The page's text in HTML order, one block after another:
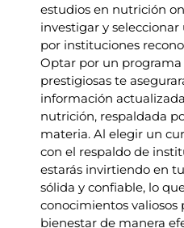
estudios en nutrición
investigar y
por instituciones
Optar por un
prestigiosas te
información
nutrición, respaldada
materia. Al elegir un
con el respaldo de
estarás invirtiendo en
sólida y confiable, lo
conocimientos valiosos
bienestar de manera